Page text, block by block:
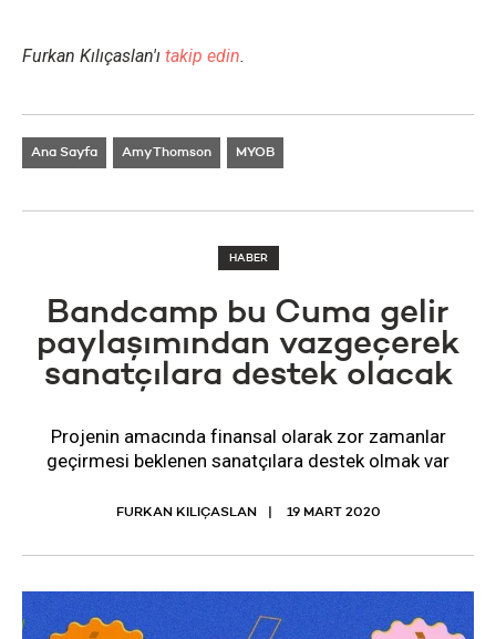
Furkan Kılıçaslan'ı takip edin.
Ana Sayfa Amy Thomson MYOB
HABER
Bandcamp bu Cuma gelir
paylaşımından vazgeçerek
sanatçılara destek olacak
Projenin amacında finansal olarak zor zamanlar
geçirmesi beklenen sanatçılara destek olmak var
FURKAN KILIÇASLAN 19 MART 2020